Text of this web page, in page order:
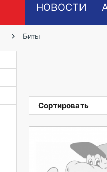
НОВОСТИ
Биты
Сортировать